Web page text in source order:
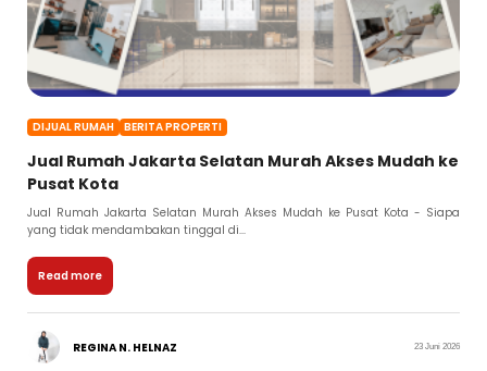
DIJUAL RUMAH BERITA PROPERTI
Jual Rumah Jakarta Selatan Murah Akses Mudah ke
Pusat Kota
Jual Rumah Jakarta Selatan Murah Akses Mudah ke Pusat Kota - Siapa
yang tidak mendambakan tinggal di...
Read more
REGINA N. HELNAZ 23 Juni 2026